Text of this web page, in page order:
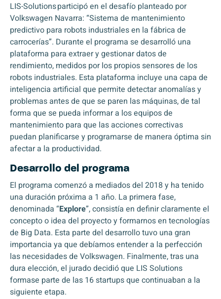
LIS-Solutions participó en el desafío planteado por
Volkswagen Navarra: “Sistema de mantenimiento
predictivo para robots industriales en la fábrica de
carrocerías”. Durante el programa se desarrolló una
plataforma para extraer y gestionar datos de
rendimiento, medidos por los propios sensores de los
robots industriales. Esta plataforma incluye una capa de
inteligencia artificial que permite detectar anomalías y
problemas antes de que se paren las máquinas, de tal
forma que se pueda informar a los equipos de
mantenimiento para que las acciones correctivas
puedan planificarse y programarse de manera óptima sin
afectar a la productividad.
Desarrollo del programa
El programa comenzó a mediados del 2018 y ha tenido
una duración próxima a 1 año. La primera fase,
denominada “Explore”, consistía en definir claramente el
concepto o idea del proyecto y formarnos en tecnologías
de Big Data. Esta parte del desarrollo tuvo una gran
importancia ya que debíamos entender a la perfección
las necesidades de Volkswagen. Finalmente, tras una
dura elección, el jurado decidió que LIS Solutions
formase parte de las 16 startups que continuaban a la
siguiente etapa.